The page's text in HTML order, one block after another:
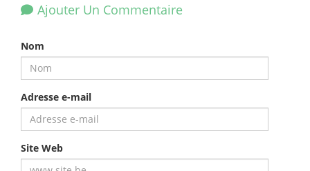
Ajouter Un Commentaire
Nom
Adresse e-mail
Site Web